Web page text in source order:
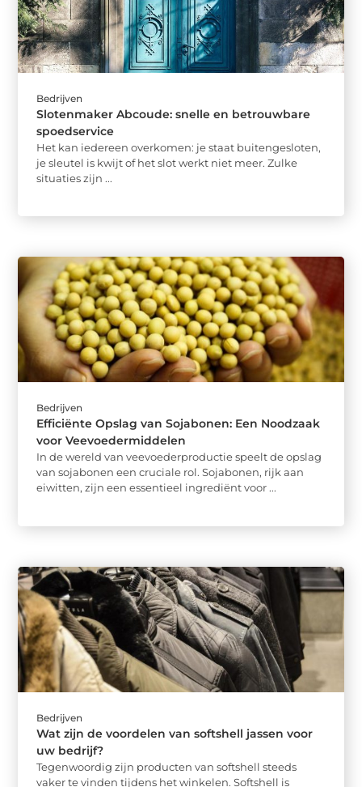
Bedrijven
Slotenmaker Abcoude: snelle en betrouwbare
spoedservice
Het kan iedereen overkomen: je staat buitengesloten,
je sleutel is kwijt of het slot werkt niet meer. Zulke
situaties zijn ...
Bedrijven
Efficiënte Opslag van Sojabonen: Een Noodzaak
voor Veevoedermiddelen
In de wereld van veevoederproductie speelt de opslag
van sojabonen een cruciale rol. Sojabonen, rijk aan
eiwitten, zijn een essentieel ingrediënt voor ...
Bedrijven
Wat zijn de voordelen van softshell jassen voor
uw bedrijf?
Tegenwoordig zijn producten van softshell steeds
vaker te vinden tijdens het winkelen. Softshell is